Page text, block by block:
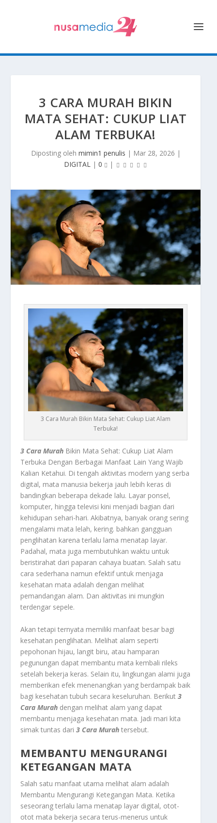
3 CARA MURAH BIKIN
MATA SEHAT: CUKUP LIAT
ALAM TERBUKA!
Diposting oleh mimin1 penulis | Mar 28, 2026 |
DIGITAL | 0 |
3 Cara Murah Bikin Mata Sehat: Cukup Liat Alam
Terbuka!
3 Cara Murah Bikin Mata Sehat: Cukup Liat Alam
Terbuka Dengan Berbagai Manfaat Lain Yang Wajib
Kalian Ketahui. Di tengah aktivitas modern yang serba
digital, mata manusia bekerja jauh lebih keras di
bandingkan beberapa dekade lalu. Layar ponsel,
komputer, hingga televisi kini menjadi bagian dari
kehidupan sehari-hari. Akibatnya, banyak orang sering
mengalami mata lelah, kering. bahkan gangguan
penglihatan karena terlalu lama menatap layar.
Padahal, mata juga membutuhkan waktu untuk
beristirahat dari paparan cahaya buatan. Salah satu
cara sederhana namun efektif untuk menjaga
kesehatan mata adalah dengan melihat
pemandangan alam. Dan aktivitas ini mungkin
terdengar sepele.
Akan tetapi ternyata memiliki manfaat besar bagi
kesehatan penglihatan. Melihat alam seperti
pepohonan hijau, langit biru, atau hamparan
pegunungan dapat membantu mata kembali rileks
setelah bekerja keras. Selain itu, lingkungan alami juga
memberikan efek menenangkan yang berdampak baik
bagi kesehatan tubuh secara keseluruhan. Berikut3
Cara Murah dengan melihat alam yang dapat
membantu menjaga kesehatan mata. Jadi mari kita
simak tuntas dari3 Cara Murah tersebut.
MEMBANTU MENGURANGI
KETEGANGAN MATA
Salah satu manfaat utama melihat alam adalah
Membantu Mengurangi Ketegangan Mata. Ketika
seseorang terlalu lama menatap layar digital, otot-
otot mata bekerja secara terus-menerus untuk